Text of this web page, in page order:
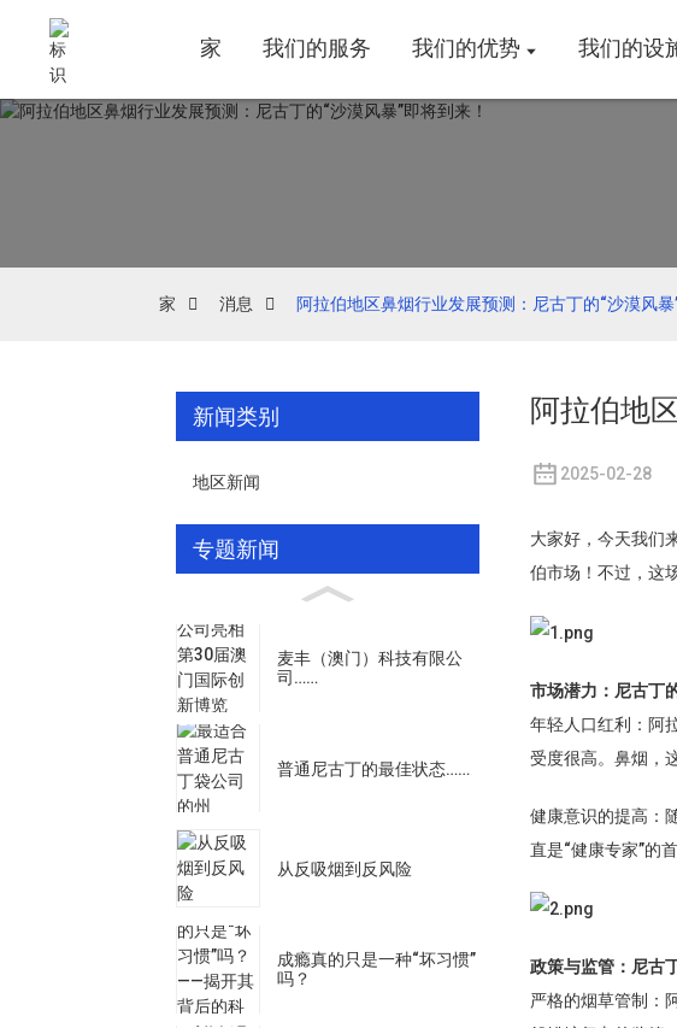
家 我们的服务 我们的优势 我们的设
家 消息 阿拉伯地区鼻烟行业发展预测：尼古丁的“沙漠风暴
新闻类别
地区新闻
专题新闻
麦丰（澳门）科技有限公
司……
普通尼古丁的最佳状态……
从反吸烟到反风险
成瘾真的只是一种“坏习惯”
吗？
阿拉伯地
2025-02-28
大家好，今天我们
伯市场！不过，这
市场潜力：尼古丁
年轻人口红利：阿
受度很高。鼻烟，
健康意识的提高：
直是“健康专家”的首
政策与监管：尼古
严格的烟草管制：